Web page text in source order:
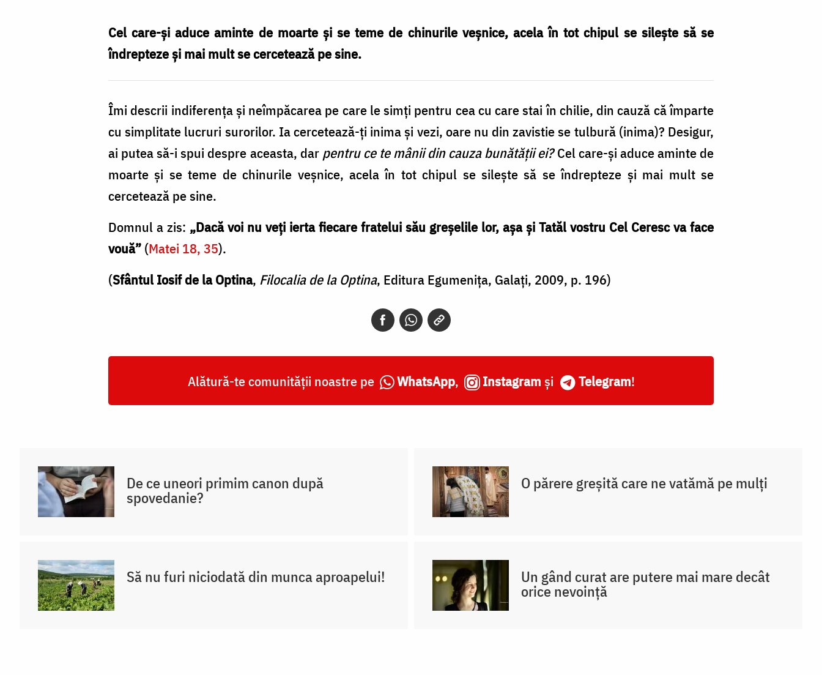
Cel care-și aduce aminte de moarte și se teme de chinurile veșnice, acela în tot chipul se silește să se
îndrepteze și mai mult se cercetează pe sine.
Îmi descrii indiferența și neîmpăcarea pe care le simți pentru cea cu care stai în chilie, din cauză că împarte
cu simplitate lucruri surorilor. Ia cercetează-ți inima și vezi, oare nu din zavistie se tulbură (inima)? Desigur,
ai putea să-i spui despre aceasta, darpentru ce te mânii din cauza bunătății ei?Cel care-și aduce aminte de
moarte și se teme de chinurile veșnice, acela în tot chipul se silește să se îndrepteze și mai mult se
cercetează pe sine.
Domnul a zis: „Dacă voi nu veți ierta fiecare fratelui său greșelile lor, așa și Tatăl vostru Cel Ceresc va face
vouă” (Matei 18, 35).
(Sfântul Iosif de la Optina, Filocalia de la Optina, Editura Egumenița, Galați, 2009, p. 196)
Alătură-te comunității noastre pe WhatsApp, Instagram și Telegram!
De ce uneori primim canon după
spovedanie?
O părere greșită care ne vatămă pe mulți
Să nu furi niciodată din munca aproapelui! Un gând curat are putere mai mare decât
orice nevoință